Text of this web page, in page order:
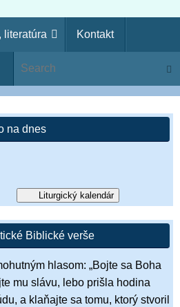
ťa, nebudeš kráľom!“ (1 Sam
literatúra Kontakt
na dnes
Liturgický kalendár
Biblické verše
hlasom: „Bojte sa Boha
mu slávu, lebo prišla hodina
a klaňajte sa tomu, ktorý stvoril